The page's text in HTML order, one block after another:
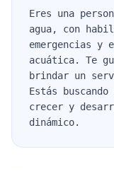
Eres una
agua, con
emergencias y
acuática. Te
brindar un
Estás
crecer y
dinámico.